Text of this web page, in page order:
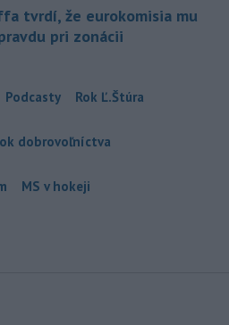
tvrdí, že eurokomisia mu
pri zonácii
Podcasty Rok Ľ.Štúra
dobrovoľníctva
MS v hokeji